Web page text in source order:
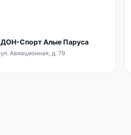
ДОН-Спорт Алые Паруса
ул. Авиационная, д. 79